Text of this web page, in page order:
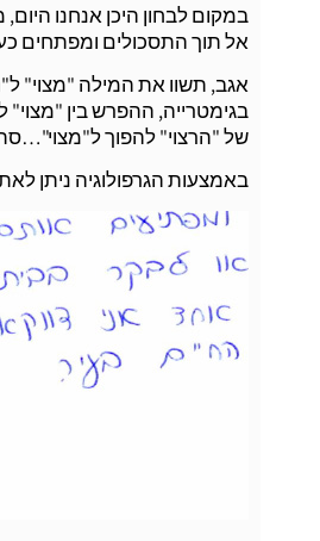
במקום לבחון היכן אנחנו
אל תוך התסכולים ומפתחים
אגב, תשוו את המילה "מצוי"
של "הרצוי" להפוך
באמצעות הגרפולוגיה ניתן